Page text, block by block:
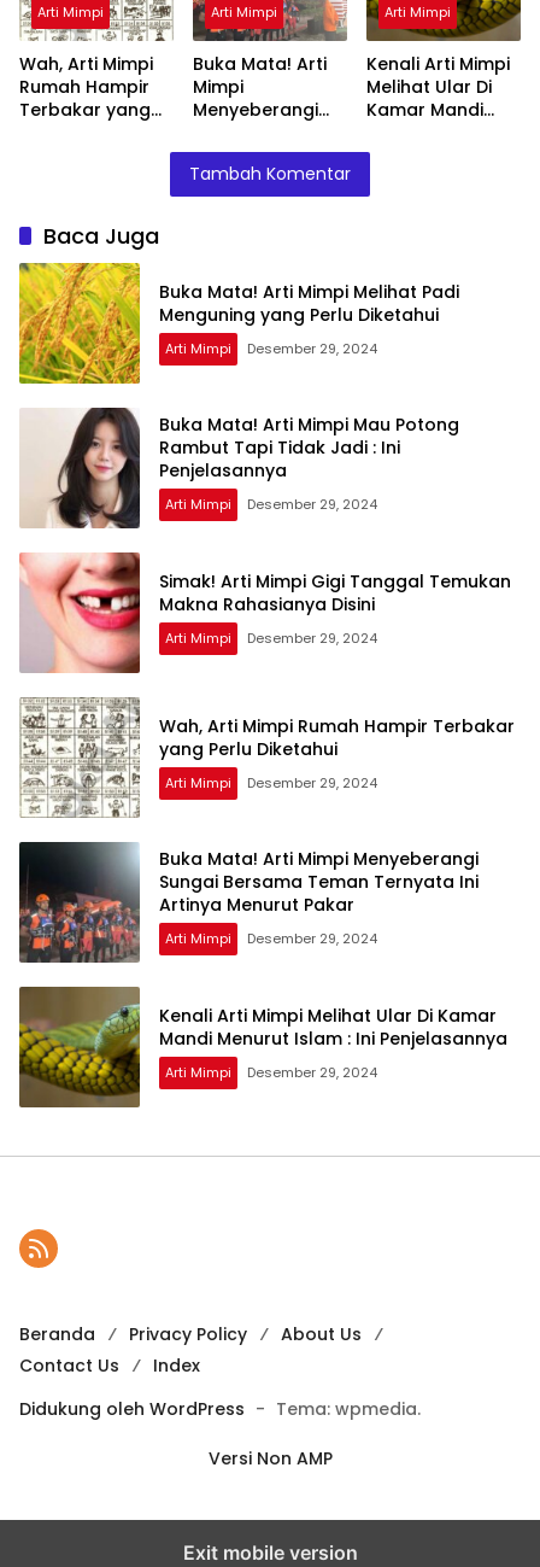
Arti Mimpi
Wah, Arti Mimpi
Rumah Hampir
Terbakar yang
Arti Mimpi
Buka Mata! Arti
Mimpi
Menyeberangi
Teman Ternyata
Ini Artinya
Menurut Pakar
Arti Mimpi
Kenali Arti Mimpi
Melihat Ular Di
Kamar Mandi
Ini Penjelasannya
Tambah Komentar
Baca Juga
Buka Mata! Arti Mimpi Melihat Padi
Menguning yang Perlu Diketahui
Arti Mimpi Desember 29, 2024
Buka Mata! Arti Mimpi Mau Potong
Rambut Tapi Tidak Jadi : Ini
Penjelasannya
Arti Mimpi Desember 29, 2024
Simak! Arti Mimpi Gigi Tanggal Temukan
Makna Rahasianya Disini
Arti Mimpi Desember 29, 2024
Wah, Arti Mimpi Rumah Hampir Terbakar
yang Perlu Diketahui
Arti Mimpi Desember 29, 2024
Buka Mata! Arti Mimpi Menyeberangi
Sungai Bersama Teman Ternyata Ini
Artinya Menurut Pakar
Arti Mimpi Desember 29, 2024
Kenali Arti Mimpi Melihat Ular Di Kamar
Mandi Menurut Islam : Ini Penjelasannya
Arti Mimpi Desember 29, 2024
Beranda Privacy Policy
About Us
Contact Us
Index
Didukung oleh WordPress - Tema: wpmedia.
Versi Non AMP
Exit mobile version